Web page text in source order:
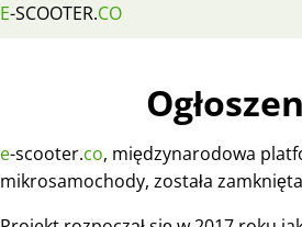
E-SCOOTER.CO
e-scooter.co, międzynarodowa
mikrosamochody, została